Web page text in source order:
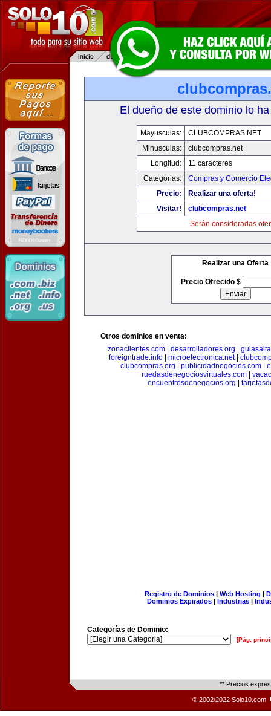
El dueño de este dominio lo
Mayusculas:
CLUBCOMPRAS.NET
Minusculas:
clubcompras.net
Longitud:
11 caracteres
Categorias:
Compras y Comercio
Precio:
Realizar una oferta!
Visitar!
clubcompras.net
Serán consideradas
Realizar una Oferta
Precio Ofrecido $
Otros dominios en venta:
zonaclientes.com| desarrolladores.org
foreigntrade.info
microelectronica.net|
clubcompras.org
publicidadnegocios.com
ruedasdenegociosvirtuales.com|
encuentrosdenegocios.org
Registro de Dominios| Web Hosting |
Dominios Expirados | Industrias |
Categorías de Dominio:
[Pág.
** Precios
© 2002/2022 Solo10.com